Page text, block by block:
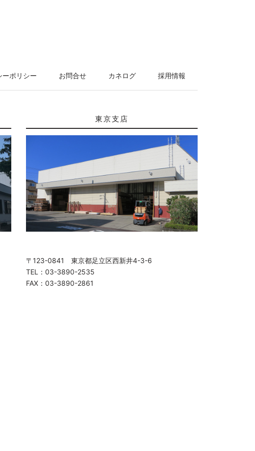
ーポリシー お問合せ カネログ 採用情報
東京支店
〒123-0841 東京都足立区西新井4-3-6
TEL：03-3890-2535
FAX：03-3890-2861